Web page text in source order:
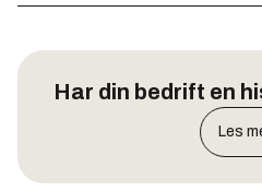
Har din bedrift en
Les